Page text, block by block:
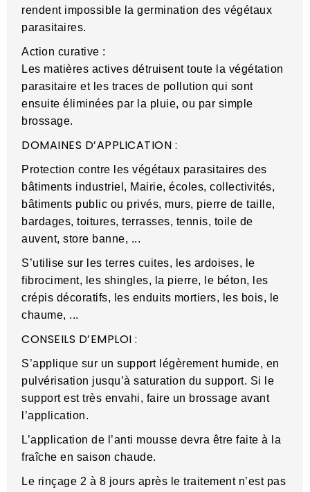
rendent impossible la germination des végétaux
parasitaires.
Action curative :
Les matières actives détruisent toute la végétation
parasitaire et les traces de pollution qui sont
ensuite éliminées par la pluie, ou par simple
brossage.
DOMAINES D’APPLICATION :
Protection contre les végétaux parasitaires des
bâtiments industriel, Mairie, écoles, collectivités,
bâtiments public ou privés, murs, pierre de taille,
bardages, toitures, terrasses, tennis, toile de
auvent, store banne, ...
S’utilise sur les terres cuites, les ardoises, le
fibrociment, les shingles, la pierre, le béton, les
crépis décoratifs, les enduits mortiers, les bois, le
chaume, ...
CONSEILS D’EMPLOI :
S’applique sur un support légèrement humide, en
pulvérisation jusqu’à saturation du support. Si le
support est très envahi, faire un brossage avant
l’application.
L’application de l’anti mousse devra être faite à la
fraîche en saison chaude.
Le rinçage 2 à 8 jours après le traitement n’est pas